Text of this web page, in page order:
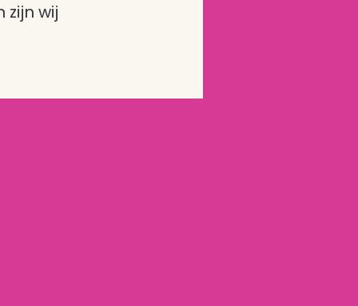
zijn wij